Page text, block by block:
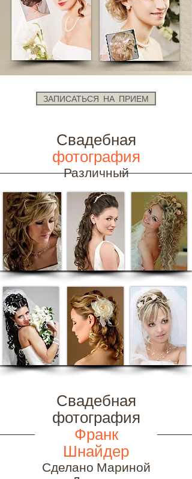
ЗАПИСАТЬСЯ НА ПРИЕМ
Свадебная
фотография
Различный
Свадебная
фотография
Франк
Шнайдер
Сделано Мариной